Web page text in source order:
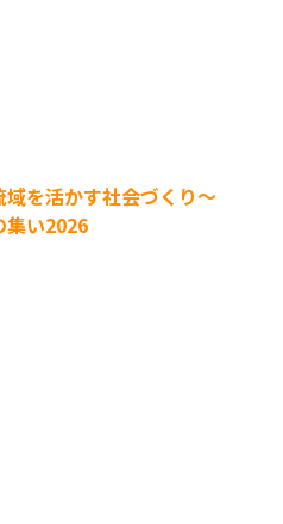
を活かす社会づくり～
集い2026